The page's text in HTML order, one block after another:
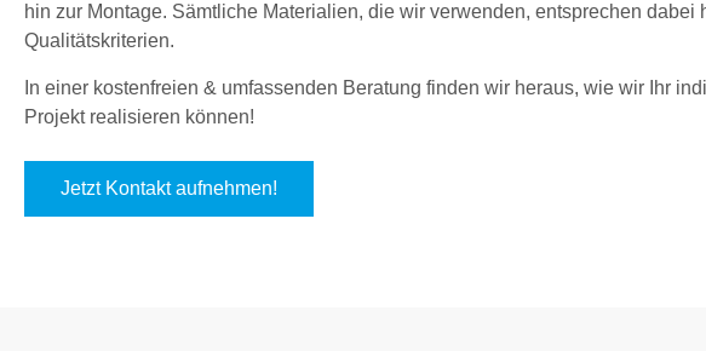
hin zur Montage. Sämtliche Materialien, die wir verwenden, entsprechen dabei
Qualitätskriterien.
In einer kostenfreien & umfassenden Beratung finden wir heraus, wie wir Ihr
Projekt realisieren können!
Jetzt Kontakt aufnehmen!